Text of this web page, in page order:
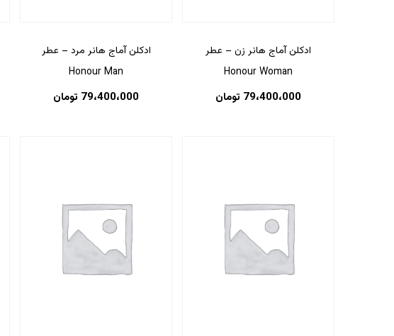
ادکلن آماج هانر زن – عطر
Honour Woman
79،400،000 تومان
ادکلن آماج هانر مرد – عطر
Honour Man
79،400،000 تومان